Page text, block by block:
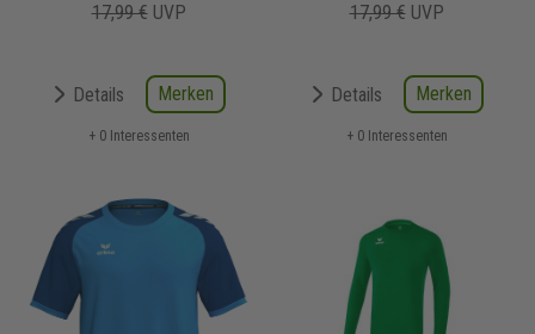
17,99 € UVP
Details Merken
+ 0 Interessenten
17,99 € UVP
Details Merken
+ 0 Interessenten